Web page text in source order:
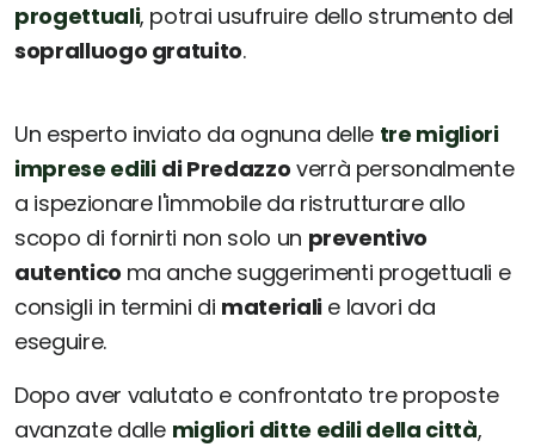
progettuali, potrai usufruire dello strumento del
sopralluogo gratuito.
Un esperto inviato da ognuna delle tre migliori
imprese edili di Predazzo verrà personalmente
a ispezionare l'immobile da ristrutturare allo
scopo di fornirti non solo un preventivo
autentico ma anche suggerimenti progettuali e
consigli in termini di materialie lavori da
eseguire.
Dopo aver valutato e confrontato tre proposte
avanzate dalle migliori ditte edili della città,